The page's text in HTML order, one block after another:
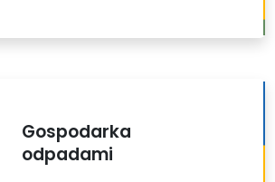
Gospodarka
odpadami